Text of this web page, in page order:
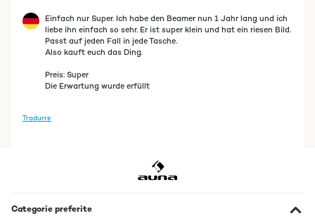
Einfach nur Super. Ich habe den Beamer nun 1 Jahr lang und ich
liebe ihn einfach so sehr. Er ist super klein und hat ein riesen Bild.
Passt auf jeden Fall in jede Tasche.
Also kauft euch das Ding.
Preis: Super
Die Erwartung wurde erfüllt
Tradurre
Categorie preferite